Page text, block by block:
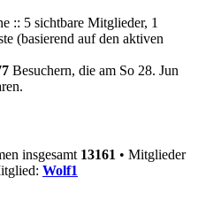
:: 5 sichtbare Mitglieder, 1
(basierend auf den aktiven
Besuchern, die am So 28. Jun
insgesamt 13161 • Mitglieder
Wolf1